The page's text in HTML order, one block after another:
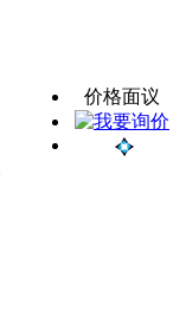
价格面议